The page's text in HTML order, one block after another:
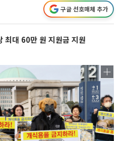
구글 선호매체 추가
최대 60만 원 지원금 지원